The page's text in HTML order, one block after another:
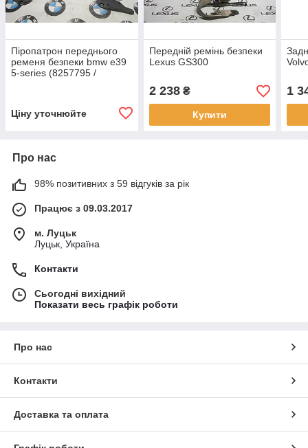
Піропатрон переднього
ременя безпеки bmw e39
5-series (8257795 /
Ціну уточнюйте
Передній ремінь безпеки
Lexus GS300
2 238₴
Купити
1
Про нас
98% позитивних з 59 відгуків за рік
Працює з 09.03.2017
м. Луцьк
Луцьк, Україна
Контакти
Сьогодні вихідний
Показати весь графік роботи
Про нас
Контакти
Доставка та оплата